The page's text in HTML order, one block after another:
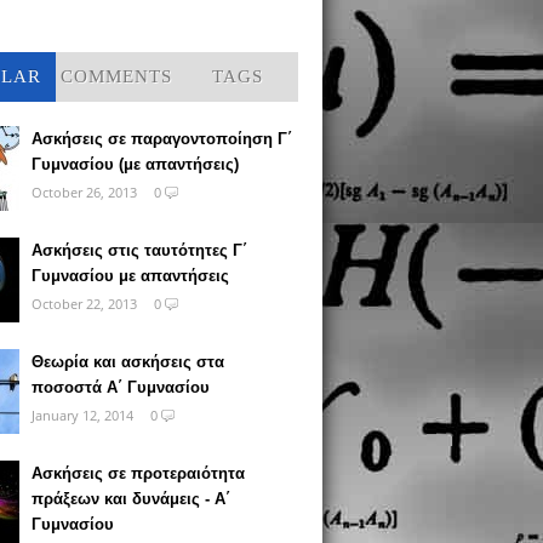
COMMENTS TAGS
Ασκήσεις σε παραγοντοποίηση Γ΄
Γυμνασίου (με απαντήσεις)
October 26, 2013
0
Ασκήσεις στις ταυτότητες Γ΄
Γυμνασίου με απαντήσεις
October 22, 2013
0
Θεωρία και ασκήσεις στα
ποσοστά Α΄ Γυμνασίου
January 12, 2014
0
Ασκήσεις σε προτεραιότητα
πράξεων και δυνάμεις - Α΄
Γυμνασίου